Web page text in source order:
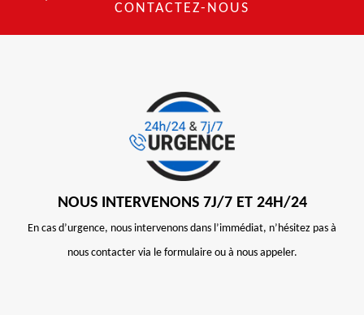
CONTACTEZ-NOUS
NOUS INTERVENONS 7J/7 ET 24H/24
En cas d’urgence, nous intervenons dans l’immédiat, n’hésitez pas à
nous contacter via le formulaire ou à nous appeler.